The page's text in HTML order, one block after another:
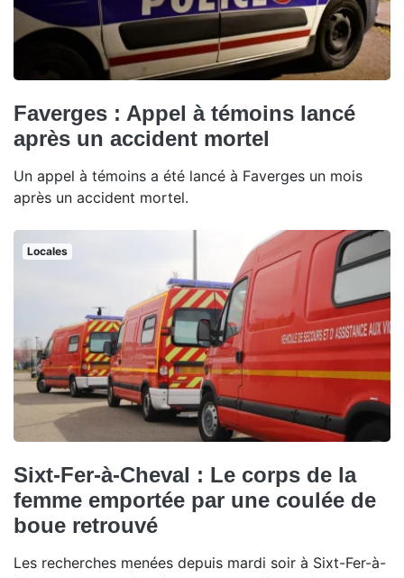
Faverges : Appel à témoins lancé
après un accident mortel
Un appel à témoins a été lancé à Faverges un mois
après un accident mortel.
Locales
Sixt-Fer-à-Cheval : Le corps de la
femme emportée par une coulée de
boue retrouvé
Les recherches menées depuis mardi soir à Sixt-Fer-à-